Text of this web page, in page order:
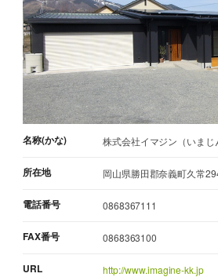
名称(かな) 株式会社イマジン（いまじ
所在地 岡山県勝田郡奈義町久常
電話番号 0868367111
FAX番号 0868363100
URL http://www.imagine-kk.jp